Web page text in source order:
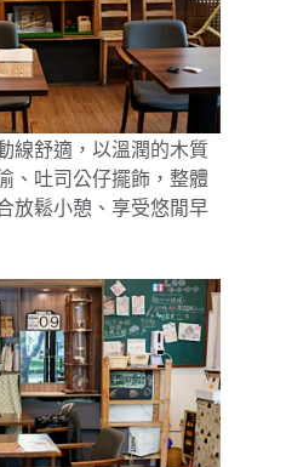
線舒適，以溫潤的木質
、吐司公仔擺飾，整體
放鬆小憩、享受悠閒早